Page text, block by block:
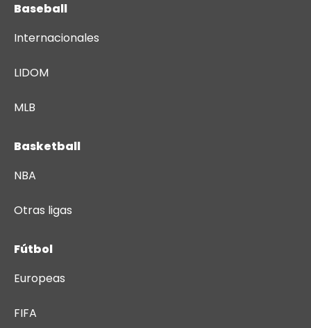
Baseball
Internacionales
LIDOM
MLB
Basketball
NBA
Otras ligas
Fútbol
Europeas
FIFA